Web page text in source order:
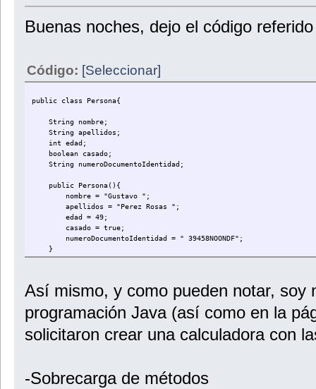
public void setFormato(String valorFormato){
}
}
return titulo;
public String getAutor(){
return autor;
}
return añoEdicion;
public String getFormato(){
return formato;
public boolean getDigital(){
}
Buenas noches, dejo el código
Código: [Seleccionar]
public class Persona{
String nombre;
String apellidos;
int edad;
boolean casado;
String numeroDocumentoIdentidad;
public Persona(){
nombre = "Gustavo ";
apellidos = "Perez Rosas ";
edad = 49;
casado = true;
numeroDocumentoIdentidad = " 39458NOONDF";
}
}
public void setApellidos(String valorApellidos){
apellidos = valorApellidos;
}
}
Así mismo, y como pueden notar, soy
programación Java (así como en la
solicitaron crear una calculadora con
-Sobrecarga de métodos